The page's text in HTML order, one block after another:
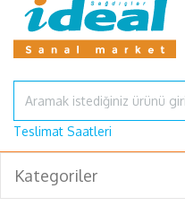
Teslimat Saatleri
Kategoriler